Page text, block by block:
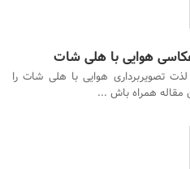
هوایی با هلی شات
تصویربرداری هوایی با هلی شات را
مقاله همراه باش ...